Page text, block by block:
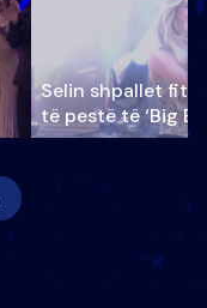
Selin shpallet
të pestë të ‘Big